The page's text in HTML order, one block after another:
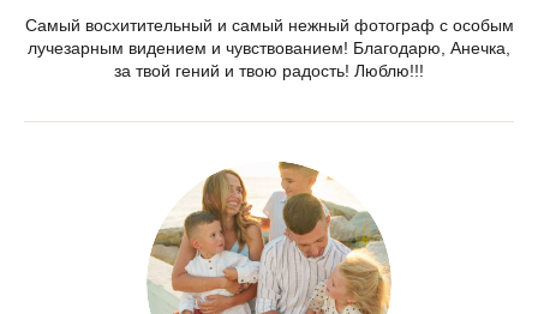
Самый восхитительный и самый нежный фотограф с особым
лучезарным видением и чувствованием! Благодарю, Анечка,
за твой гений и твою радость! Люблю!!!